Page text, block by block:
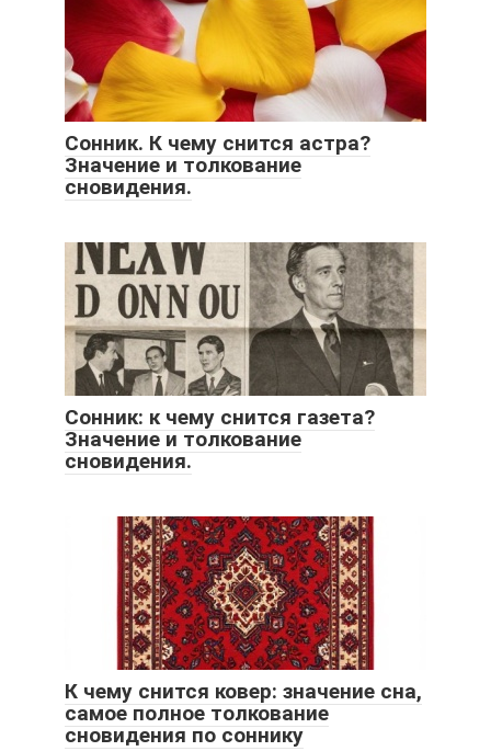
Сонник. К чему снится астра?
Значение и толкование
сновидения.
Сонник: к чему снится газета?
Значение и толкование
сновидения.
К чему снится ковер: значение сна,
самое полное толкование
сновидения по соннику